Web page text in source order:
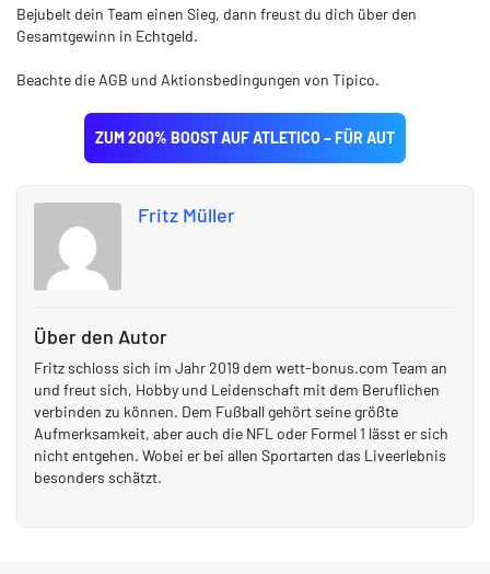
Bejubelt dein Team einen Sieg, dann freust du dich über den
Gesamtgewinn in Echtgeld.
Beachte die AGB und Aktionsbedingungen von Tipico.
ZUM 200% BOOST AUF ATLETICO – FÜR AUT
Fritz Müller
Über den Autor
Fritz schloss sich im Jahr 2019 dem wett-bonus.com Team an
und freut sich, Hobby und Leidenschaft mit dem Beruflichen
verbinden zu können. Dem Fußball gehört seine größte
Aufmerksamkeit, aber auch die NFL oder Formel 1 lässt er sich
nicht entgehen. Wobei er bei allen Sportarten das Liveerlebnis
besonders schätzt.